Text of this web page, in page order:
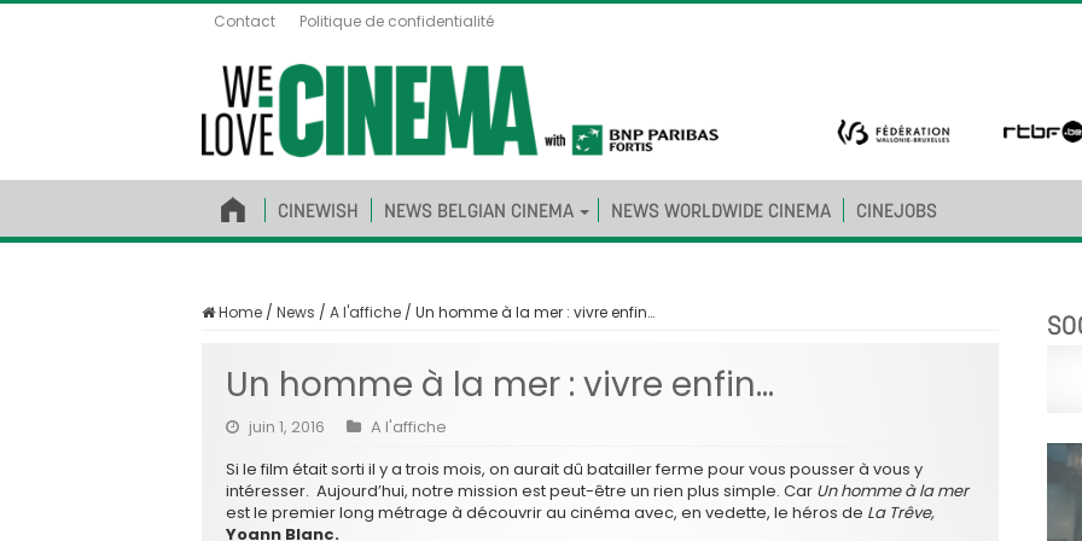
Contact Politique de confidentialité
CINEWISH NEWS BELGIAN CINEMA NEWS WORLDWIDE CINEMA CINEJOBS
Home / News / A l'affiche / Un homme à la mer : vivre enfin…
Un homme à la mer : vivre enfin…
juin 1, 2016
A l'affiche
Si le film était sorti il y a trois mois, on aurait dû batailler ferme pour vous pousser à vous y
intéresser. Aujourd’hui, notre mission est peut-être un rien plus simple. Car Un homme à la mer
est le premier long métrage à découvrir au cinéma avec, en vedette, le héros de La Trêve,
Yoann Blanc.